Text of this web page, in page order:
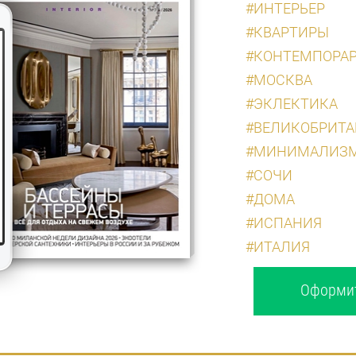
#ИНТЕРЬЕР
#КВАРТИРЫ
#МОСКВА
#ЭКЛЕКТИКА
#СОЧИ
#ДОМА
#ИСПАНИЯ
#ИТАЛИЯ